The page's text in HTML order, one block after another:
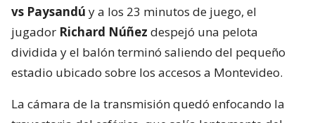
vs Paysandú y a los 23 minutos de juego, el
jugador Richard Núñez despejó una pelota
dividida y el balón terminó saliendo del pequeño
estadio ubicado sobre los accesos a Montevideo.
La cámara de la transmisión quedó enfocando la